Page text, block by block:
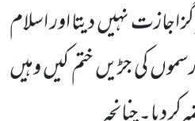
اجازت نہیں دیتا اور اسلام
کی جڑیں ختم کیں وہیں